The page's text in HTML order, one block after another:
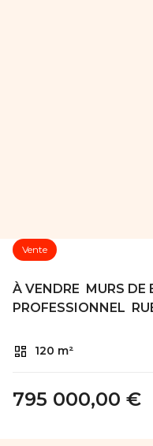
Vente
À VENDRE  MURS
PROFESSIONNEL 
120 m²
795 000,00 €